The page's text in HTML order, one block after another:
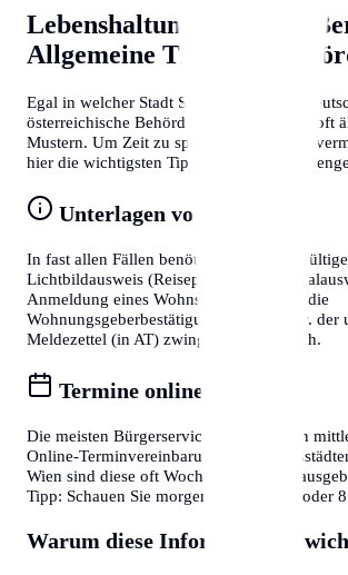
Lebenshaltungskosten in
Allgemeine Tipps für
Egal in welcher Stadt Sie sich befinden,
österreichische Behördenprozesse folgen oft
Mustern. Um Zeit zu sparen und Frust zu
hier die wichtigsten Tipps für Sie
Unterlagen vorbereiten
In fast allen Fällen benötigen Sie einen
Lichtbildausweis (Reisepass oder
Anmeldung eines Wohnsitzes ist zudem die
Wohnungsgeberbestätigung (in DE) bzw. der
Meldezettel (in AT) zwingend erforderlich.
Termine online buchen
Die meisten Bürgerservice-Stellen bieten
Online-Terminvereinbarung an. In
Wien sind diese oft Wochen im Voraus
Tipp: Schauen Sie morgens gegen 7:30 oder
Warum diese Informationen